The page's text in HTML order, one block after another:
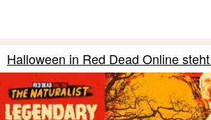
Halloween in Red Dead Online steht